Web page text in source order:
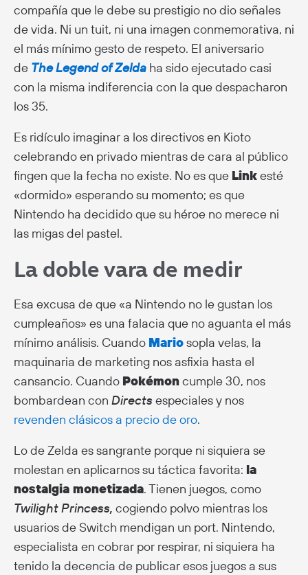
compañía que le debe su prestigio no dio señales
de vida. Ni un tuit, ni una imagen conmemorativa, ni
el más mínimo gesto de respeto. El aniversario
de The Legend of Zelda ha sido ejecutado casi
con la misma indiferencia con la que despacharon
los 35.
Es ridículo imaginar a los directivos en Kioto
celebrando en privado mientras de cara al público
fingen que la fecha no existe. No es que Linkesté
«dormido» esperando su momento; es que
Nintendo ha decidido que su héroe no merece ni
las migas del pastel.
La doble vara de medir
Esa excusa de que «a Nintendo no le gustan los
cumpleaños» es una falacia que no aguanta el más
mínimo análisis. Cuando Mariosopla velas, la
maquinaria de marketing nos asfixia hasta el
cansancio. Cuando Pokémoncumple 30, nos
bombardean con Directsespeciales y nos
revenden clásicos a precio de oro.
Lo de Zelda es sangrante porque ni siquiera se
molestan en aplicarnos su táctica favorita: la
nostalgia monetizada. Tienen juegos, como
Twilight Princess, cogiendo polvo mientras los
usuarios de Switch mendigan un port. Nintendo,
especialista en cobrar por respirar, ni siquiera ha
tenido la decencia de publicar esos juegos a sus